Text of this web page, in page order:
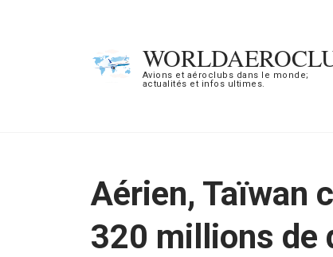
Avions et aéroclubs dans le monde;
actualités et infos ultimes.
Aérien, Taïwan
320 millions de